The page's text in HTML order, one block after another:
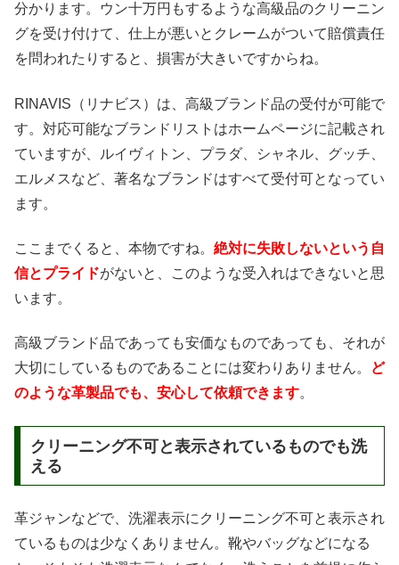
分かります。ウン十万円もするような高級品のクリーニン
グを受け付けて、仕上が悪いとクレームがついて賠償責任
を問われたりすると、損害が大きいですからね。
RINAVIS（リナビス）は、高級ブランド品の受付が可能で
す。対応可能なブランドリストはホームページに記載され
ていますが、ルイヴィトン、プラダ、シャネル、グッチ、
エルメスなど、著名なブランドはすべて受付可となってい
ます。
ここまでくると、本物ですね。 絶対に失敗しないという自
信とプライドがないと、このような受入れはできないと思
います。
高級ブランド品であっても安価なものであっても、それが
大切にしているものであることには変わりありません。
ど
のような革製品でも、安心して依頼できます。
クリーニング不可と表示されているものでも洗
える
革ジャンなどで、洗濯表示にクリーニング不可と表示され
ているものは少なくありません。靴やバッグなどになる